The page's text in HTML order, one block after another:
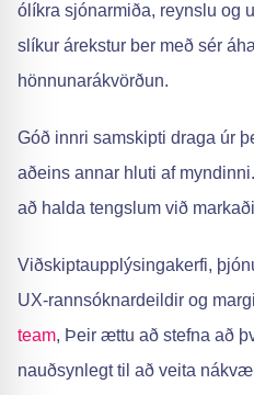
ólíkra sjónarmiða, reynslu og
slíkur árekstur ber með sér
hönnunarákvörðun.
Góð innri samskipti draga úr
aðeins annar hluti af
að halda tengslum við
Viðskiptaupplýsingakerfi,
UX-rannsóknardeildir og
team, Þeir ættu að stefna að
nauðsynlegt til að veita